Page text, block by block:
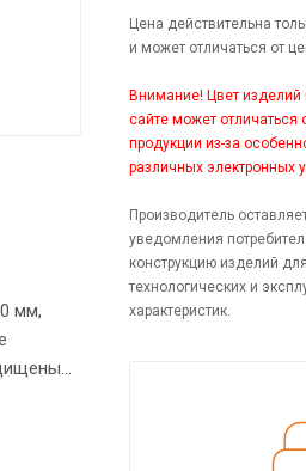
мм,
Цена действительна
и может отличаться от
Внимание! Цвет изделий
сайте может отличаться
продукции из-за
различных электронных
Производитель
уведомления
конструкцию изделий
технологических и
характеристик.